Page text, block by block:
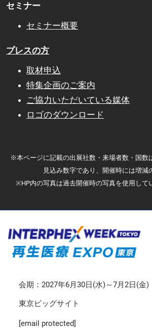
セミナー
セミナー概要
プレスの方
取材申込
特集企画のご案内
ご協力いただいている媒体
ロゴのダウンロード
※本ページに記載の出展社数・来場者数・国数
見込み数字であり、開催時には増減
※HP内の写真は過去開催時の写真を使用して
会期：2027年6月30日(水)～7月2日(金)
東京ビッグサイト
[email protected]